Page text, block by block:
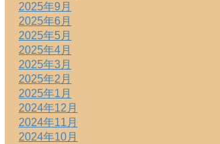
2025年9月
2025年6月
2025年5月
2025年4月
2025年3月
2025年2月
2025年1月
2024年12月
2024年11月
2024年10月